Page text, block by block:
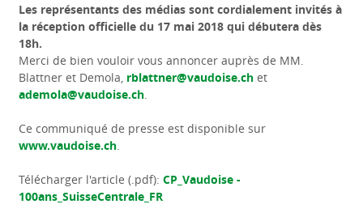
Les représentants des médias sont cordialement invités à
la réception officielle du 17 mai 2018 qui débutera dès
18h.
Merci de bien vouloir vous annoncer auprès de MM.
Blattner et Demola, rblattner@vaudoise.chet
ademola@vaudoise.ch.
Ce communiqué de presse est disponible sur
www.vaudoise.ch.
Télécharger l'article (.pdf): CP_Vaudoise -
100ans_SuisseCentrale_FR